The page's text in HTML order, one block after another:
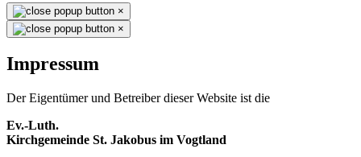
×
×
Impressum
Der Eigentümer und Betreiber dieser Website ist die
Ev.-Luth.
Kirchgemeinde St. Jakobus im Vogtland